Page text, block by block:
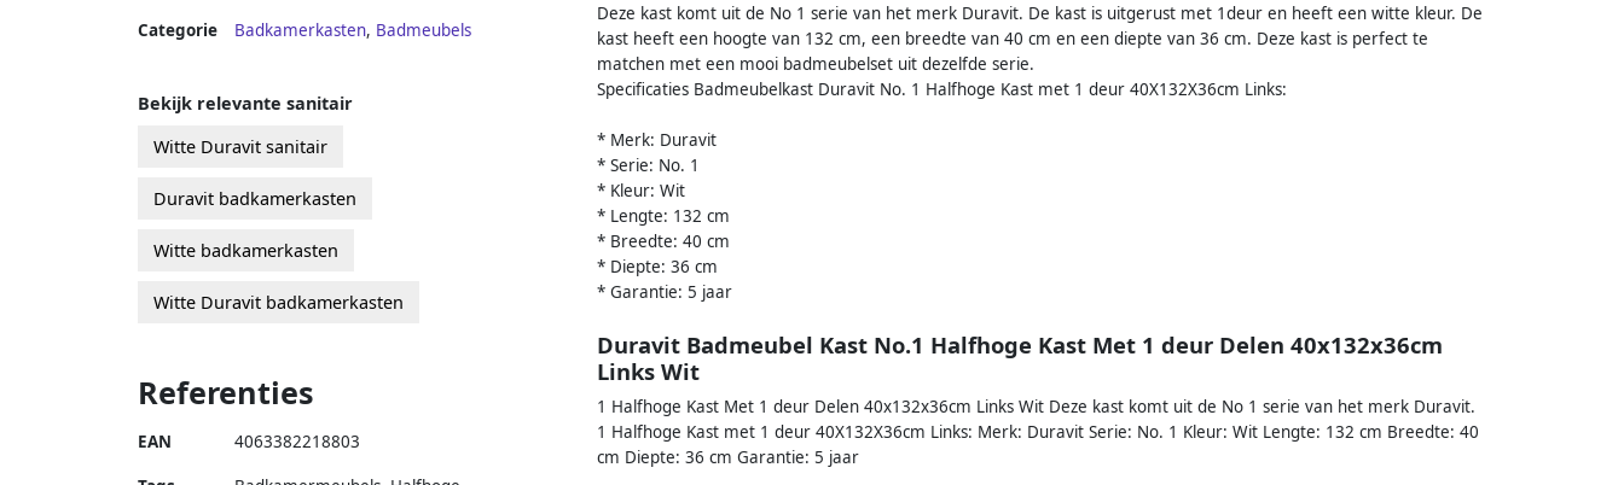
Categorie Badkamerkasten, Badmeubels
Deze kast komt uit de No 1 serie van het merk Duravit. De kast is uitgerust met 1deur en heeft een witte kleur. De
kast heeft een hoogte van 132 cm, een breedte van 40 cm en een diepte van 36 cm. Deze kast is perfect te
matchen met een mooi badmeubelset uit dezelfde serie.
Specificaties Badmeubelkast Duravit No. 1 Halfhoge Kast met 1 deur 40X132X36cm Links:
* Merk: Duravit
* Serie: No. 1
* Kleur: Wit
* Lengte: 132 cm
* Breedte: 40 cm
* Diepte: 36 cm
* Garantie: 5 jaar
Duravit Badmeubel Kast No.1 Halfhoge Kast Met 1 deur Delen 40x132x36cm
Links Wit
1 Halfhoge Kast Met 1 deur Delen 40x132x36cm Links Wit Deze kast komt uit de No 1 serie van het merk Duravit.
1 Halfhoge Kast met 1 deur 40X132X36cm Links: Merk: Duravit Serie: No. 1 Kleur: Wit Lengte: 132 cm Breedte: 40
cm Diepte: 36 cm Garantie: 5 jaar
Bekijk relevante sanitair
Witte Duravit sanitair
Duravit badkamerkasten
Witte badkamerkasten
Witte Duravit badkamerkasten
Referenties
EAN 4063382218803